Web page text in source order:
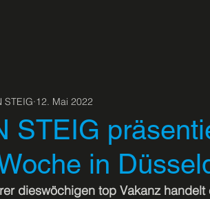
STEIG
in
STEIG 12. Mai 2022
dieswöchigen top Vakanz